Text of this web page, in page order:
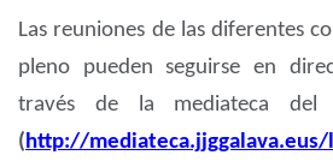
Las reuniones de las diferentes
pleno pueden seguirse en
través de la mediateca del
(http://mediateca.jjggalava.eus/